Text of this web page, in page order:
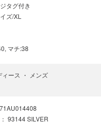
タグ付き
ズ/XL
マチ:38
ィース ・
メンズ
： 93144 SILVER